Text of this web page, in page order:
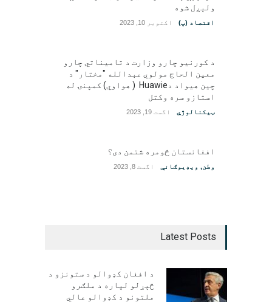
ولېږل شوه
اقتصاد (پ) اکتوبر 10, 2023
د کورنیو چارو وزارت د تامیناتي چارو
معین الحاج مولوي عبدالله "مختار" د
چین هیواد دHuawie ( هواوي) کمپنۍ له
استازو سره وکتل
ټیکنالوژي اگست 19, 2023
افغانستان څومره شتمن دی؟
وطن, ویډیوګانې اگست 8, 2023
Latest Posts
د افغان کډوالو د ستونزو د
څېړلو لپاره د ملګرو
ملتونو د کډوالو عالي